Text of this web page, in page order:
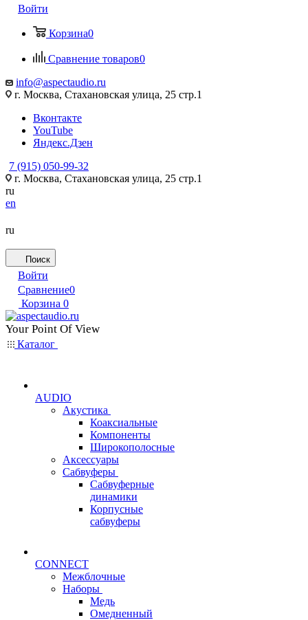
Войти
Корзина0
Сравнение товаров0
info@aspectaudio.ru
г. Москва, Стахановская улица, 25 стр.1
Вконтакте
YouTube
Яндекс.Дзен
7 (915) 050-99-32
г. Москва, Стахановская улица, 25 стр.1
ru
en
ru
Поиск
Войти
Сравнение0
Корзина 0
Your Point Of View
Каталог
AUDIO
Акустика
Коаксиальные
Компоненты
Широкополосные
Аксессуары
Сабвуферы
Сабвуферные
динамики
Корпусные
сабвуферы
CONNECT
Межблочные
Наборы
Медь
Омедненный